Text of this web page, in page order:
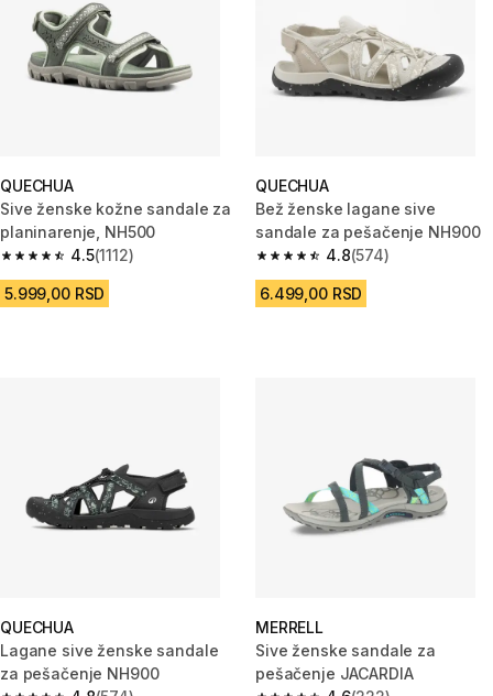
QUECHUA
Sive ženske kožne sandale za
planinarenje, NH500
4.5
4.5 od 5 zvezdica from 1112 Recenzije
(1112)
5.999,00 RSD
QUECHUA
Bež ženske lagane sive
sandale za pešačenje NH900
4.8
4.8 od 5 zvezdica from 574
(574)
6.499,00 RSD
QUECHUA
Lagane sive ženske sandale
za pešačenje NH900
MERRELL
Sive ženske sandale za
pešačenje JACARDIA